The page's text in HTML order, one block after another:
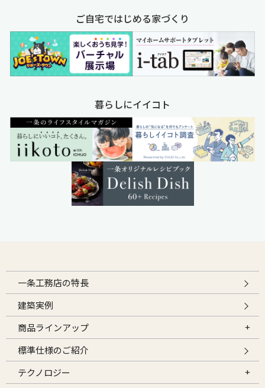
ご自宅ではじめる家づくり
暮らしにイイコト
一条工務店の特長
建築実例
商品ラインアップ
標準仕様のご紹介
テクノロジー